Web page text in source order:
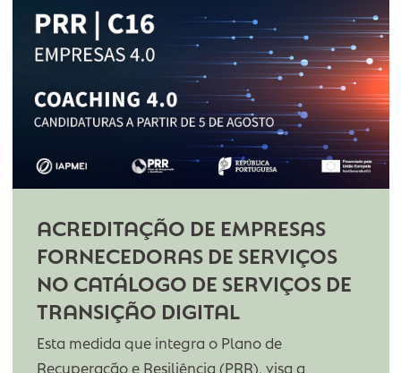
DISTINÇÃO “TOP 5% / 2024”
A distinção da TS – Technical Services pelo 5º
ano consecutivo com a certificação TOP 5%
de orgulho e assenta na excelência da nossa
equipa.
2024-10-15
VER MAIS